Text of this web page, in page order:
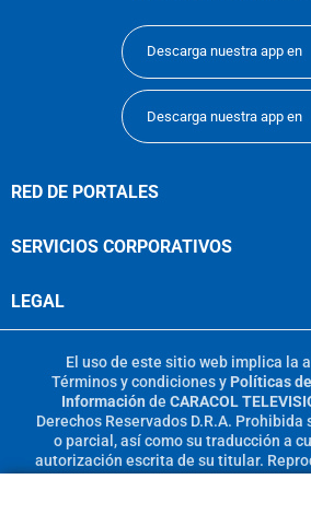
Descarga nuestra app en
Descarga nuestra app en
RED DE PORTALES
SERVICIOS CORPORATIVOS
LEGAL
El uso de este sitio web implica la
Términos y condicionesy Políticas
Información de CARACOL
Derechos Reservados D.R.A. Prohibida
o parcial, así como su traducción a
autorización escrita de su titular.